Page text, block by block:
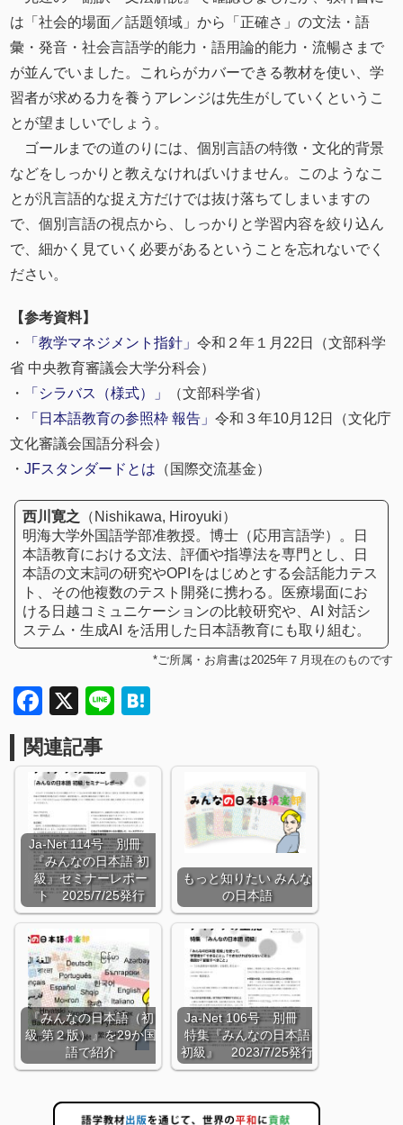
は「社会的場面／話題領域」から「正確さ」の文法・語
彙・発音・社会言語学的能力・語用論的能力・流暢さまで
が並んでいました。これらがカバーできる教材を使い、学
習者が求める力を養うアレンジは先生がしていくというこ
とが望ましいでしょう。
ゴールまでの道のりには、個別言語の特徴・文化的背景
などをしっかりと教えなければいけません。このようなこ
とが汎言語的な捉え方だけでは抜け落ちてしまいますの
で、個別言語の視点から、しっかりと学習内容を絞り込ん
で、細かく見ていく必要があるということを忘れないでく
ださい。
【参考資料】
・
「教学マネジメント指針」令和２年１月22日（文部科学
省 中央教育審議会大学分科会）
・
「シラバス（様式）」
（文部科学省）
・
「日本語教育の参照枠 報告」令和３年10月12日（文化庁
文化審議会国語分科会）
・JFスタンダードとは （国際交流基金）
西川寛之 （Nishikawa, Hiroyuki）
明海大学外国語学部准教授。博士（応用言語学）。日
本語教育における文法、評価や指導法を専門とし、日
本語の文末詞の研究やOPIをはじめとする会話能力テス
ト、その他複数のテスト開発に携わる。医療場面にお
ける日越コミュニケーションの比較研究や、AI 対話シ
ステム・生成AI を活用した日本語教育にも取り組む。
*ご所属・お肩書は2025年７月現在のものです
Facebook
X Line
関連記事
Ja-Net 114号 別冊
『みんなの日本語 初
級』セミナーレポー
ト 2025/7/25発行
もっと知りたい みんな
の日本語
『みんなの日本語（初
級 第２版）』を29か国
語で紹介
Ja-Net 106号 別冊
特集『みんなの日本語
初級』 2023/7/25発行